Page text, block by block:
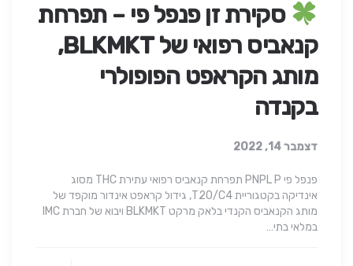
סקירת זן פנפל פי – תפרחת
קנאביס רפואי של BLKMKT,
מותג הקראפט הפופולרי
בקנדה
דצמבר 14, 2022
פנפל פי PNPL P תפרחת קנאביס רפואי עתירת THC מסוג
אינדיקה בקטגוריית T20/C4, גידול קראפט אינדור מוקפד של
מותג הקנאביס הקנדי בלאק מרקט BLKMKT ויבוא של חברת IMC
במלאי בתי…